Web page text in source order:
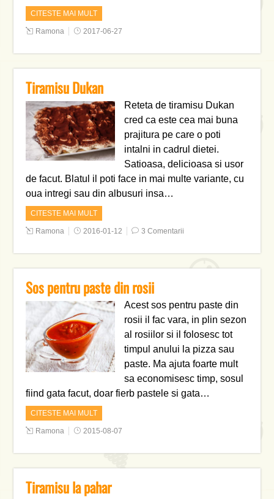
CITESTE MAI MULT
Ramona 2017-06-27
Tiramisu Dukan
Reteta de tiramisu Dukan
cred ca este cea mai buna
prajitura pe care o poti
intalni in cadrul dietei.
Satioasa, delicioasa si usor
de facut. Blatul il poti face in mai multe variante, cu
oua intregi sau din albusuri insa…
CITESTE MAI MULT
Ramona 2016-01-12 3 Comentarii
Sos pentru paste din rosii
Acest sos pentru paste din
rosii il fac vara, in plin sezon
al rosiilor si il folosesc tot
timpul anului la pizza sau
paste. Ma ajuta foarte mult
sa economisesc timp, sosul
fiind gata facut, doar fierb pastele si gata…
CITESTE MAI MULT
Ramona 2015-08-07
Tiramisu la pahar